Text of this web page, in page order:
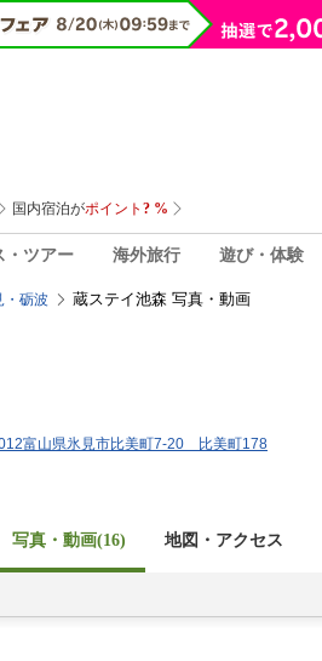
・ツアー 海外旅行 遊び・体験
・砺波 蔵ステイ池森 写真・動画
富山県氷見市比美町7-20 比美町178
写真・動画(16) 地図・アクセス